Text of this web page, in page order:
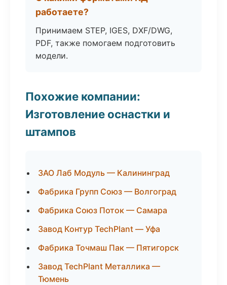
работаете?
Принимаем STEP, IGES, DXF/DWG,
PDF, также помогаем подготовить
модели.
Похожие компании:
Изготовление оснастки и
штампов
ЗАО Лаб Модуль — Калининград
Фабрика Групп Союз — Волгоград
Фабрика Союз Поток — Самара
Завод Контур TechPlant — Уфа
Фабрика Точмаш Пак — Пятигорск
Завод TechPlant Металлика —
Тюмень